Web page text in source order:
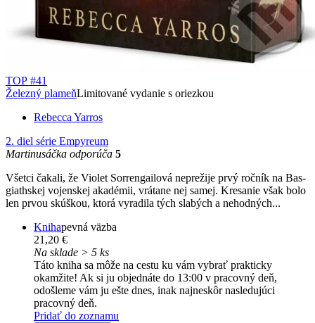
TOP #41
Železný plameňLimitované vydanie s oriezkou
Rebecca Yarros
2. diel série Empyreum
Martinusáčka odporúča 5
Všetci čakali, že Violet Sorrengailová neprežije prvý ročník na Bas­
giathskej vojenskej akadémii, vrátane nej samej. Kresanie však bolo
len prvou skúškou, ktorá vyradila tých slabých a nehodných...
Knihapevná väzba
21,20 €
Na sklade > 5 ks
Táto kniha sa môže na cestu ku vám vybrať prakticky
okamžite! Ak si ju objednáte do 13:00 v pracovný deň,
odošleme vám ju ešte dnes, inak najneskôr nasledujúci
pracovný deň.
Pridať do zoznamu